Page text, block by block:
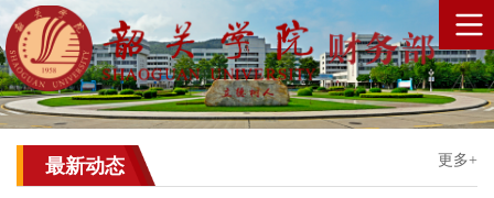
最新动态 更多+